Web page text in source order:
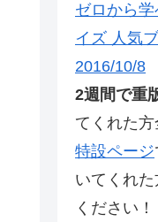
ゼロから
イズ 人気
2016/10/8
2週間で重
てくれた方
特設ページ
いてくれ
ください！